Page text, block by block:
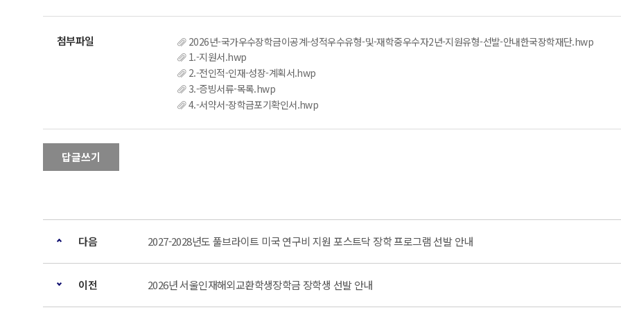
2026년-국가우수장학금이공계-성적우수유형-및-재학중우수자2년-지원유형-선발-안내한국장학재단.hwp
1.-지원서.hwp
2.-전인적-인재-성장-계획서.hwp
3.-증빙서류-목록.hwp
4.-서약서-장학금포기확인서.hwp
답글쓰기
다음 2027-2028년도 풀브라이트 미국 연구비 지원 포스트닥 장학 프로그램 선발 안내
이전 2026년 서울인재해외교환학생장학금 장학생 선발 안내